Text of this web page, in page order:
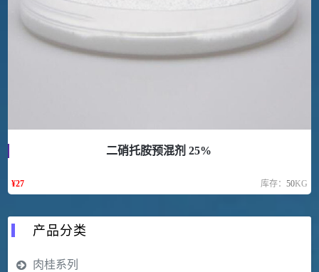
二硝托胺预混剂 25%
¥27 库存：50KG
产品分类
肉桂系列